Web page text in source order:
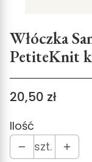
Włóczka
PetiteKnit
Cena
20,50 zł
Ilość
szt.